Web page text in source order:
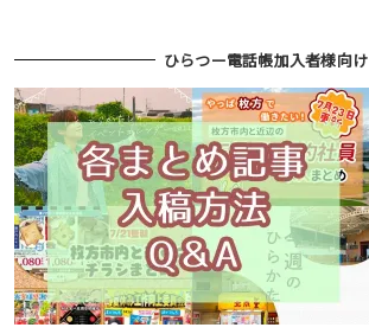
ひらつー電話帳加入者様向け